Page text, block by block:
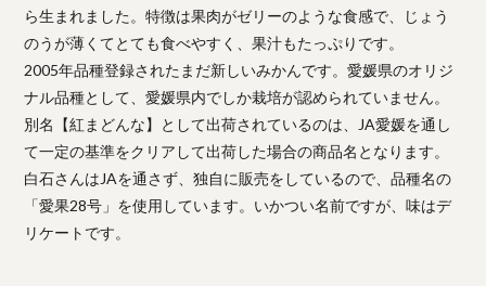
ら生まれました。特徴は果肉がゼリーのような食感で、じょう
のうが薄くてとても食べやすく、果汁もたっぷりです。
2005年品種登録されたまだ新しいみかんです。愛媛県のオリジ
ナル品種として、愛媛県内でしか栽培が認められていません。
別名【紅まどんな】として出荷されているのは、JA愛媛を通し
て一定の基準をクリアして出荷した場合の商品名となります。
白石さんはJAを通さず、独自に販売をしているので、品種名の
「愛果28号」を使用しています。いかつい名前ですが、味はデ
リケートです。